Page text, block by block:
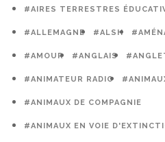
#AIRES TERRESTRES
#ALLEMAGNE #ALSH
#AMOUR #ANGLAIS
#ANIMATEUR RADIO
#ANIMAUX DE COMPAGNIE
#ANIMAUX EN VOIE